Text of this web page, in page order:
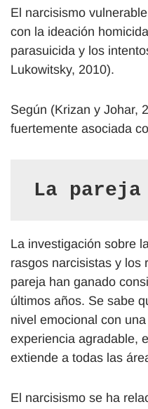
El narcisismo
con la ideación
parasuicida y los
Lukowitsky, 2010).
Según (Krizan y Johar,
fuertemente asociada
La investigación sobre
rasgos narcisistas y los
pareja han ganado
últimos años. Se sabe
nivel emocional con
experiencia agradable,
extiende a todas las
El narcisismo se ha